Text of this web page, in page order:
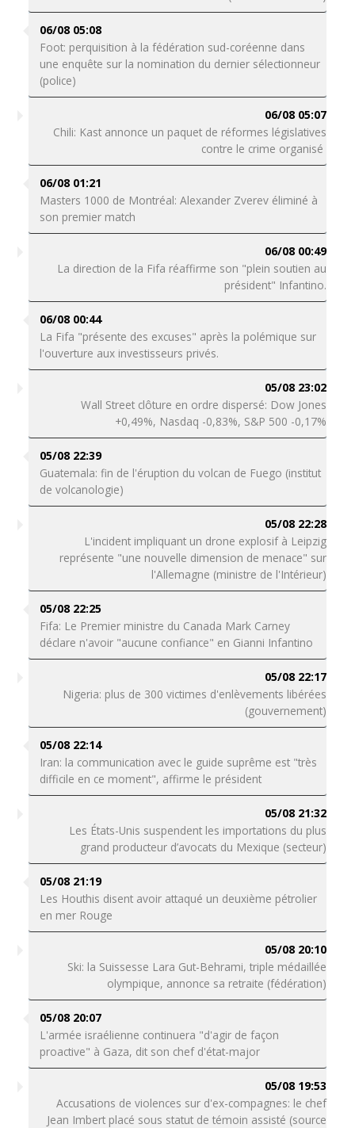
06/08 05:08
Foot: perquisition à la fédération sud-coréenne dans
une enquête sur la nomination du dernier sélectionneur
(police)
06/08 05:07
Chili: Kast annonce un paquet de réformes législatives
contre le crime organisé
06/08 01:21
Masters 1000 de Montréal: Alexander Zverev éliminé à
son premier match
06/08 00:49
La direction de la Fifa réaffirme son "plein soutien au
président" Infantino.
06/08 00:44
La Fifa "présente des excuses" après la polémique sur
l'ouverture aux investisseurs privés.
05/08 23:02
Wall Street clôture en ordre dispersé: Dow Jones
+0,49%, Nasdaq -0,83%, S&P 500 -0,17%
05/08 22:39
Guatemala: fin de l'éruption du volcan de Fuego (institut
de volcanologie)
05/08 22:28
L'incident impliquant un drone explosif à Leipzig
représente "une nouvelle dimension de menace" sur
l'Allemagne (ministre de l'Intérieur)
05/08 22:25
Fifa: Le Premier ministre du Canada Mark Carney
déclare n'avoir "aucune confiance" en Gianni Infantino
05/08 22:17
Nigeria: plus de 300 victimes d'enlèvements libérées
(gouvernement)
05/08 22:14
Iran: la communication avec le guide suprême est "très
difficile en ce moment", affirme le président
05/08 21:32
Les États-Unis suspendent les importations du plus
grand producteur d’avocats du Mexique (secteur)
05/08 21:19
Les Houthis disent avoir attaqué un deuxième pétrolier
en mer Rouge
05/08 20:10
Ski: la Suissesse Lara Gut-Behrami, triple médaillée
olympique, annonce sa retraite (fédération)
05/08 20:07
L'armée israélienne continuera "d'agir de façon
proactive" à Gaza, dit son chef d'état-major
05/08 19:53
Accusations de violences sur d'ex-compagnes: le chef
Jean Imbert placé sous statut de témoin assisté (source